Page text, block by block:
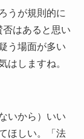
うが規則的に
否はあると思い
う場面が多い
はしますね。
いから）いい
ほしい。「法